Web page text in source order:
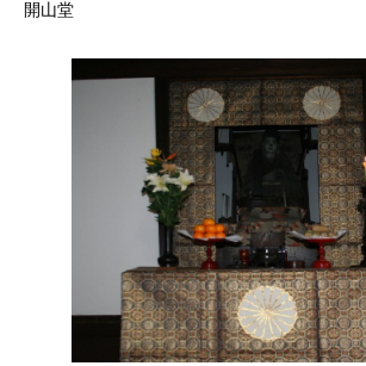
開山堂